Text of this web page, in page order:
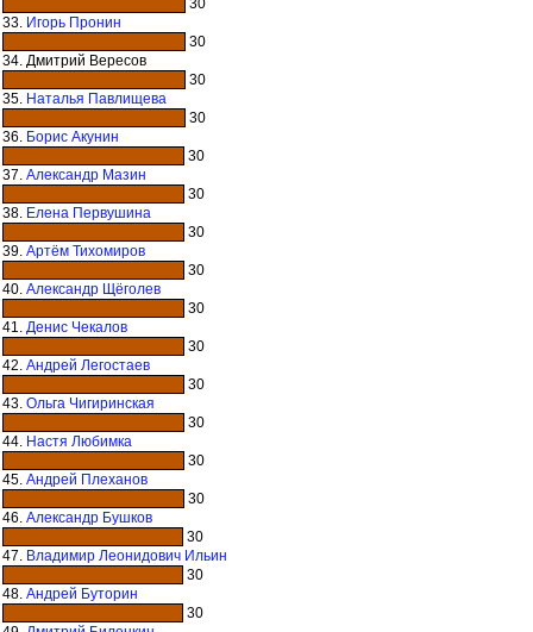
30
33. Игорь Пронин
30
34. Дмитрий Вересов
30
35. Наталья Павлищева
30
36. Борис Акунин
30
37. Александр Мазин
30
38. Елена Первушина
30
39. Артём Тихомиров
30
40. Александр Щёголев
30
41. Денис Чекалов
30
42. Андрей Легостаев
30
43. Ольга Чигиринская
30
44. Настя Любимка
30
45. Андрей Плеханов
30
46. Александр Бушков
30
47. Владимир Леонидович Ильин
30
48. Андрей Буторин
30